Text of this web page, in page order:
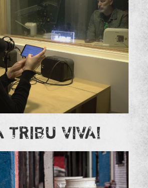
TRIBU VIVA!